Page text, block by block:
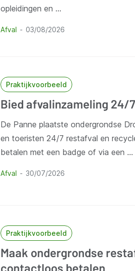
opleidingen en …
Afval 03/08/2026
Praktijkvoorbeeld
Bied afvalinzameling 24/
De Panne plaatste ondergrondse
en toeristen 24/7 restafval en
betalen met een badge of via een …
Afval 30/07/2026
Praktijkvoorbeeld
Maak ondergrondse
contactloos betalen